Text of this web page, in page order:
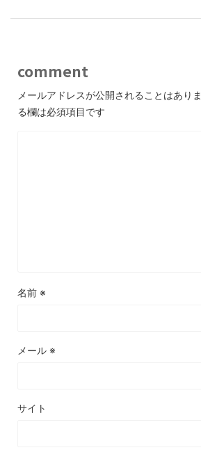
comment
メールアドレスが公開されることはありま
る欄は必須項目です
名前 ※
メール ※
サイト